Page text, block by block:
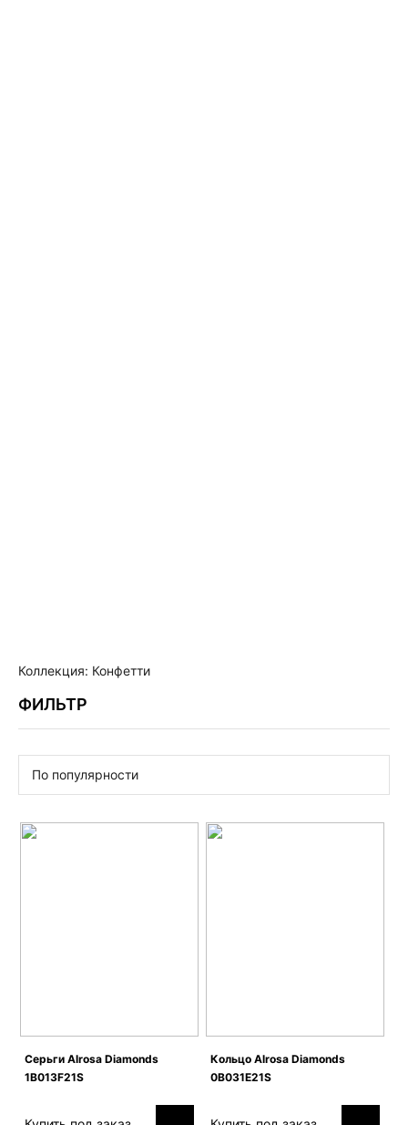
Коллекция: Конфетти
По популярности
ФИЛЬТР
Серьги Alrosa Diamonds
1B013F21S
Кольцо Alrosa Diamonds
0B031E21S